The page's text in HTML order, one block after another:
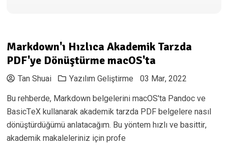
Markdown'ı Hızlıca Akademik Tarzda
PDF'ye Dönüştürme macOS'ta
Tan Shuai Yazılım Geliştirme 03 Mar, 2022
Bu rehberde, Markdown belgelerini macOS'ta Pandoc ve
BasicTeX kullanarak akademik tarzda PDF belgelere nasıl
dönüştürdüğümü anlatacağım. Bu yöntem hızlı ve basittir,
akademik makaleleriniz için profe